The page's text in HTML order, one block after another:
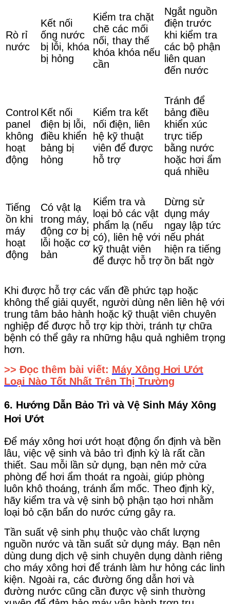
Rò rỉ
nước
Kết nối
ống nước
bị lỗi, khóa
bị hỏng
Kiểm tra chặt
chẽ các mối
nối, thay thế
khóa khóa nếu
cần
Ngắt nguồn
điện trước
khi kiểm tra
các bộ phận
liên quan
đến nước
Control
panel
không
hoạt
động
Kết nối
điện bị lỗi,
điều khiển
bảng bị
hỏng
Kiểm tra kết
nối điện, liên
hệ kỹ thuật
viên để được
hỗ trợ
Tránh để
bảng điều
khiển xúc
trực tiếp
bằng nước
hoặc hơi ẩm
quá nhiều
Tiếng
ồn khi
máy
hoạt
động
Có vật lạ
trong máy,
động cơ bị
lỗi hoặc cơ
bản
Kiểm tra và
loại bỏ các vật
phẩm lạ (nếu
có), liên hệ với
kỹ thuật viên
để được hỗ trợ
Dừng sử
dụng máy
ngay lập tức
nếu phát
hiện ra tiếng
ồn bất ngờ
Khi được hỗ trợ các vấn đề phức tạp hoặc
không thể giải quyết, người dùng nên liên hệ với
trung tâm bảo hành hoặc kỹ thuật viên chuyên
nghiệp để được hỗ trợ kịp thời, tránh tự chữa
bệnh có thể gây ra những hậu quả nghiêm trọng
hơn.
>> Đọc thêm bài viết: Máy Xông Hơi Ướt
Loại Nào Tốt Nhất Trên Thị Trường
6. Hướng Dẫn Bảo Trì và Vệ Sinh Máy Xông
Hơi Ướt
Để máy xông hơi ướt hoạt động ổn định và bền
lâu, việc vệ sinh và bảo trì định kỳ là rất cần
thiết. Sau mỗi lần sử dụng, bạn nên mở cửa
phòng để hơi ẩm thoát ra ngoài, giúp phòng
luôn khô thoáng, tránh ẩm mốc. Theo định kỳ,
hãy kiểm tra và vệ sinh bộ phận tạo hơi nhằm
loại bỏ cặn bẩn do nước cứng gây ra.
Tần suất vệ sinh phụ thuộc vào chất lượng
nguồn nước và tần suất sử dụng máy. Bạn nên
dùng dung dịch vệ sinh chuyên dụng dành riêng
cho máy xông hơi để tránh làm hư hỏng các linh
kiện. Ngoài ra, các đường ống dẫn hơi và
đường nước cũng cần được vệ sinh thường